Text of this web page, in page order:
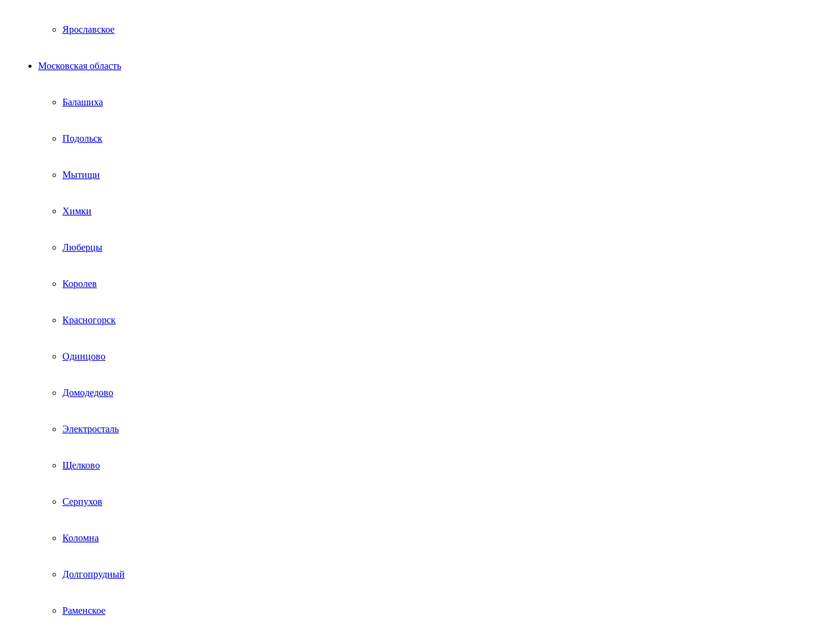
Ярославское
Московская область
Балашиха
Подольск
Мытищи
Химки
Люберцы
Королев
Красногорск
Одинцово
Домодедово
Электросталь
Щелково
Серпухов
Коломна
Долгопрудный
Раменское